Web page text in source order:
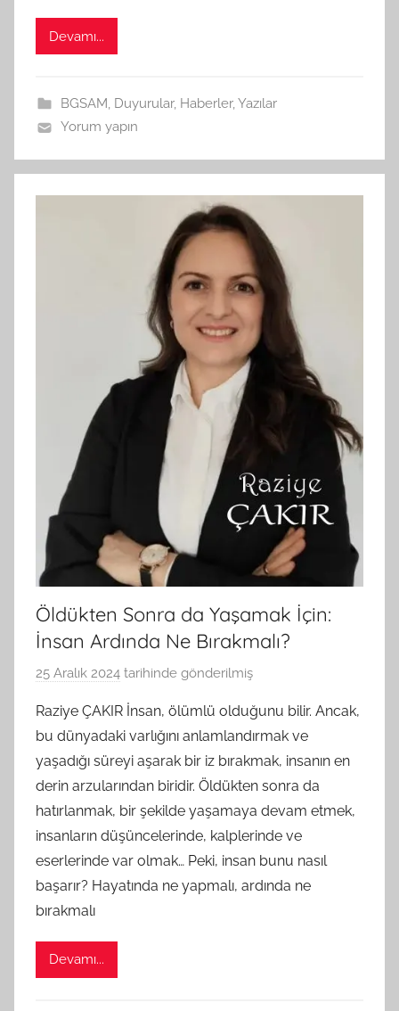
Devamı...
BGSAM, Duyurular, Haberler,Yazılar
Yorum yapın
Öldükten Sonra da Yaşamak İçin:
İnsan Ardında Ne Bırakmalı?
25 Aralık 2024 tarihinde gönderilmiş
S
A
M
t
a
r
a
f
Raziye ÇAKIR İnsan, ölümlü olduğunu bilir. Ancak,
bu dünyadaki varlığını anlamlandırmak ve
yaşadığı süreyi aşarak bir iz bırakmak, insanın en
derin arzularından biridir. Öldükten sonra da
hatırlanmak, bir şekilde yaşamaya devam etmek,
insanların düşüncelerinde, kalplerinde ve
eserlerinde var olmak… Peki, insan bunu nasıl
başarır? Hayatında ne yapmalı, ardında ne
bırakmalı
Devamı...